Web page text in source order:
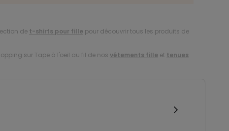
de t-shirts pour fille pour découvrir tous les produits de
sur Tape à l'oeil au fil de nos vêtements fille et tenues